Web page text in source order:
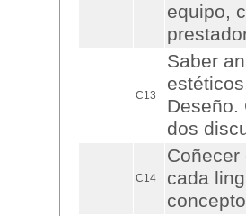
equipo,
C13
Saber
Deseño.
dos
C14
cada